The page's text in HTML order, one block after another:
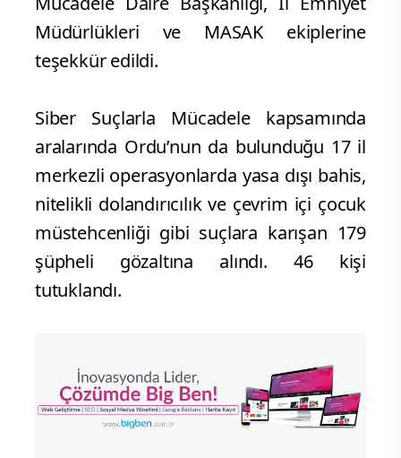
Müdürlükleri ve MASAK ekiplerine
teşekkür edildi.
Siber Suçlarla Mücadele kapsamında
aralarında Ordu’nun da bulunduğu 17 il
merkezli operasyonlarda yasa dışı bahis,
nitelikli dolandırıcılık ve çevrim içi çocuk
müstehcenliği gibi suçlara karışan 179
şüpheli gözaltına alındı. 46 kişi
tutuklandı.